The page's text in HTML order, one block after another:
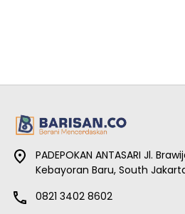
PADEPOKAN ANTASARI Jl.
Kebayoran Baru, South
0821 3402 8602